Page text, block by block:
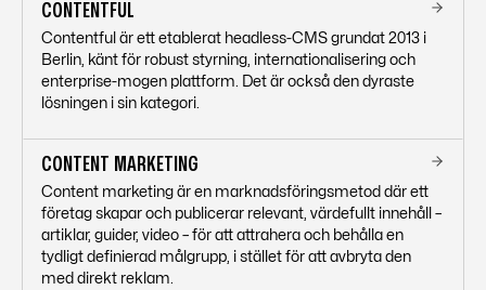
CONTENTFUL
Contentful är ett etablerat headless-CMS grundat 2013 i
Berlin, känt för robust styrning, internationalisering och
enterprise-mogen plattform. Det är också den dyraste
lösningen i sin kategori.
CONTENT MARKETING
Content marketing är en marknadsföringsmetod där ett
företag skapar och publicerar relevant, värdefullt innehåll –
artiklar, guider, video – för att attrahera och behålla en
tydligt definierad målgrupp, i stället för att avbryta den
med direkt reklam.